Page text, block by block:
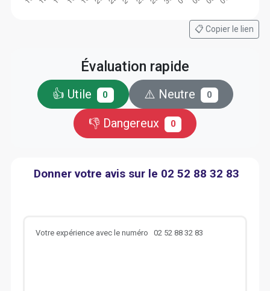
📋 Copier le lien
Évaluation rapide
👍 Utile 0 ⚠️ Neutre 0
👎 Dangereux 0
Donner votre avis sur le 02 52 88 32 83